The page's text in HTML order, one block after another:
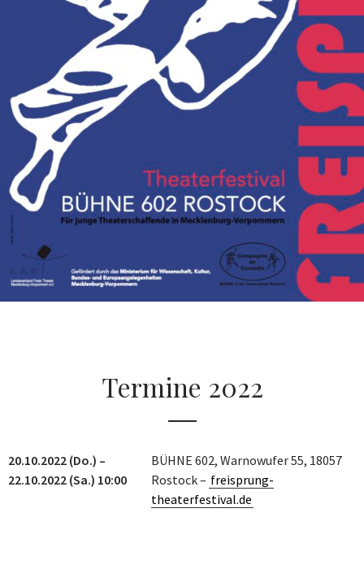
Termine 2022
20.10.2022 (Do.) –
22.10.2022 (Sa.) 10:00
BÜHNE 602, Warnowufer 55, 18057
Rostock – freisprung-
theaterfestival.de